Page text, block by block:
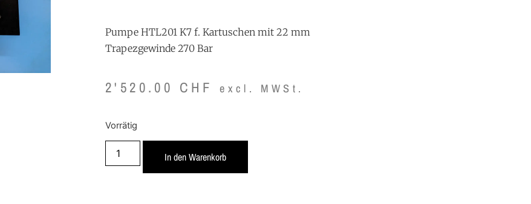
Pumpe HTL201 K7 f. Kartuschen mit 22 mm
Trapezgewinde 270 Bar
2'520.00 CHF excl. MWSt.
Vorrätig
In den Warenkorb